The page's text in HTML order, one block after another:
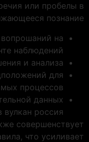
или пробелы в
познание.
на
наблюдений
и анализа
для
процессов
данных
вулкан россия
совершенствует
что усиливает